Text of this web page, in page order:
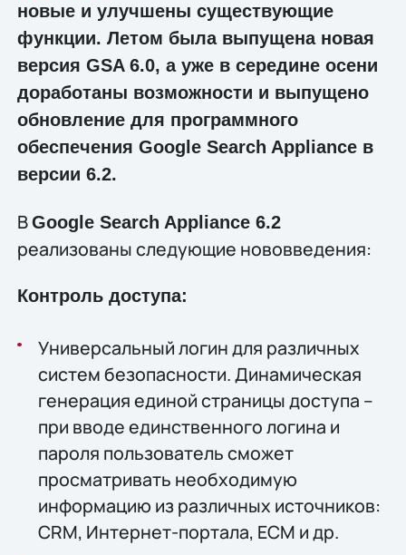
новые и улучшены существующие
функции. Летом была выпущена новая
версия GSA 6.0, а уже в середине осени
доработаны возможности и выпущено
обновление для программного
обеспечения Google Search Appliance в
версии 6.2.
ВGoogle Search Appliance 6.2
реализованы следующие нововведения:
Контроль доступа:
Универсальный логин для различных
систем безопасности. Динамическая
генерация единой страницы доступа –
при вводе единственного логина и
пароля пользователь сможет
просматривать необходимую
информацию из различных источников:
CRM, Интернет-портала, ECM и др.